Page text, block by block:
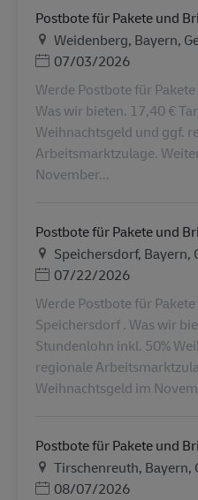
Postbote für Pakete und
地点Weidenberg, Bayern,
Posted Date
07/03/2026
Werde Postbote für
Was wir bieten. 17,40 €
Weihnachtsgeld und ggf.
Arbeitsmarktzulage.
November...
Postbote für Pakete und
地点Speichersdorf, Bayern,
Posted Date
07/22/2026
Werde Postbote für
Speichersdorf . Was wir
Stundenlohn inkl. 50%
regionale
Weihnachtsgeld im
Postbote für Pakete und
地点Tirschenreuth, Bayern,
Posted Date
08/07/2026